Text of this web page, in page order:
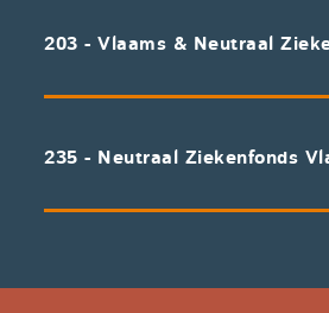
voorwaarden
uitstekend
waarvan
203 - Vlaams & Neutraal
235 - Neutraal Ziekenfonds